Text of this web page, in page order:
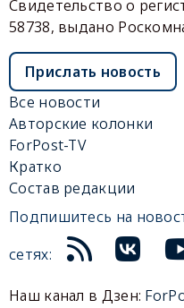
Свидетельство о
58738, выдано
Прислать новость
Все новости
Авторские колонки
ForPost-TV
Кратко
Состав редакции
Подпишитесь на
сетях:
Наш канал в Дзен: